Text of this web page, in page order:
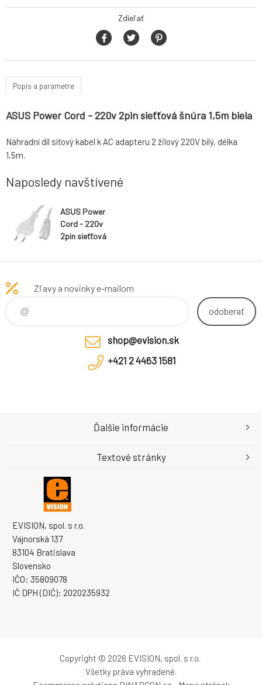
Zdieľať
Popis a parametre
ASUS Power Cord - 220v 2pin sieťťová šnúra 1,5m biela
Náhradní díl síťový kabel k AC adapteru 2 žilový 220V bílý, délka
1,5m.
Naposledy navštívené
ASUS Power
Cord - 220v
2pin sieťťová
biela
Zľavy a novinky e-mailom
odoberať
shop@evision.sk
+421 2 4463 1581
EVISION, spol. s r.o.
Vajnorská 137
83104 Bratislava
Slovensko
IČO: 35809078
IČ DPH (DIČ): 2020235932
Ďalšie informácie
Textové stránky
Copyright © 2026 EVISION, spol. s r.o.
Všetky práva vyhradené.